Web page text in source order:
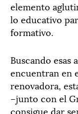
elemento
lo educativo
formativo.
Buscando esas
encuentran en
renovadora,
–junto con el
consigue dar